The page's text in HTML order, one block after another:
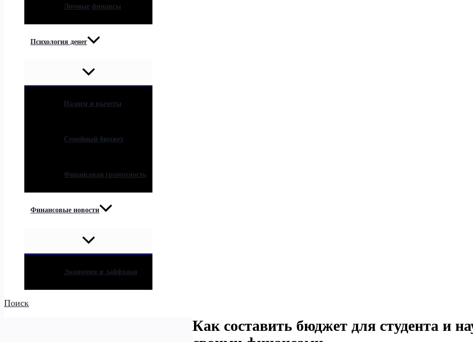
Личные финансы
Психология денег
Налоги и вычеты
Семейный бюджет
Финансовая грамотность
Финансовые новости
Экономия и лайфхаки
Поиск
Как составить бюджет для студента и